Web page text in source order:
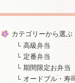
カテゴリーから選ぶ
高級弁当
定番弁当
期間限定お弁当
オードブル・寿